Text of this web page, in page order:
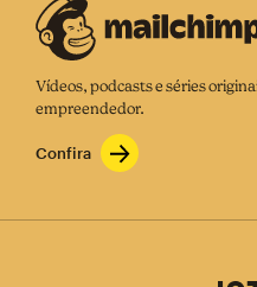
Vídeos, podcasts e séries
empreendedor.
Confira